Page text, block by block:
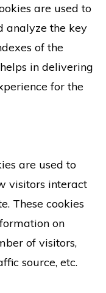
are used to
analyze the key
of the
in delivering
for the
are used to
visitors interact
These cookies
on
of visitors,
source, etc.